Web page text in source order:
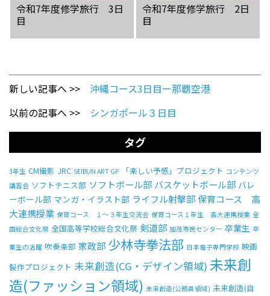
令和7年度修学旅行 3日
目
令和7年度修学旅行 2日
目
新しい記事へ >> 沖縄コース3日目ー那覇空港
以前の記事へ >> シンガポール３日目
タグ
3年生 CM撮影 JRC SEIBUN ART GP 「楽しい予感」プロジェクト コンテンツ
講習会 ソフトテニス部 ソフトボール部 バスケットボール部 バレ
ーボール部 マンガ・イラスト部 ライフル射撃部保育コース 高
大連携授業 保育コース １～３年生交流会 保育コース１年生 高大連携授業 全
国総合文化祭 全国高等学校総合文化祭 剣道部 加茂市民センター 卒業生 卒
業生の活躍 吹奏楽部 家政部 少林寺拳法部 日本電子専門学校 映画
製作プロジェクト 未来創造(CG・デザイン領域) 未来創
造(ファッション領域) 未来創造(公務員領域) 未来創造(自